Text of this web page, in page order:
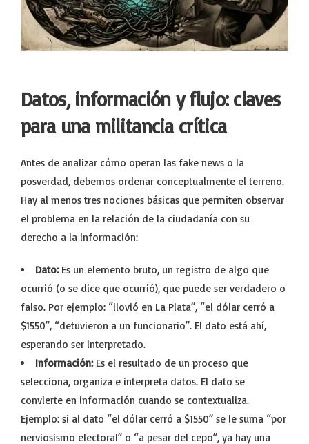
Datos, información y flujo: claves
para una militancia crítica
Antes de analizar cómo operan las fake news o la
posverdad, debemos ordenar conceptualmente el terreno.
Hay al menos tres nociones básicas que permiten observar
el problema en la relación de la ciudadanía con su
derecho a la información:
Dato:Es un elemento bruto, un registro de algo que
ocurrió (o se dice que ocurrió), que puede ser verdadero o
falso. Por ejemplo: “llovió en La Plata”, “el dólar cerró a
$1550”, “detuvieron a un funcionario”. El dato está ahí,
esperando ser interpretado.
Información:Es el resultado de un proceso que
selecciona, organiza e interpreta datos. El dato se
convierte en información cuando se contextualiza.
Ejemplo: si al dato “el dólar cerró a $1550” se le suma “por
nerviosismo electoral” o “a pesar del cepo”, ya hay una